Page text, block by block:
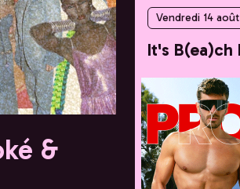
&
Vendredi 14 août